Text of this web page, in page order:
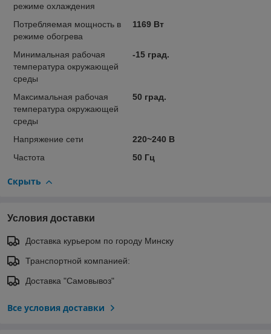
режиме охлаждения
Потребляемая мощность в
режиме обогрева
1169 Вт
Минимальная рабочая
температура окружающей
среды
-15 град.
Максимальная рабочая
температура окружающей
среды
50 град.
Напряжение сети
220~240 В
Частота
50 Гц
Скрыть
Условия доставки
Доставка курьером по городу Минску
Транспортной компанией:
Доставка "Самовывоз"
Все условия доставки